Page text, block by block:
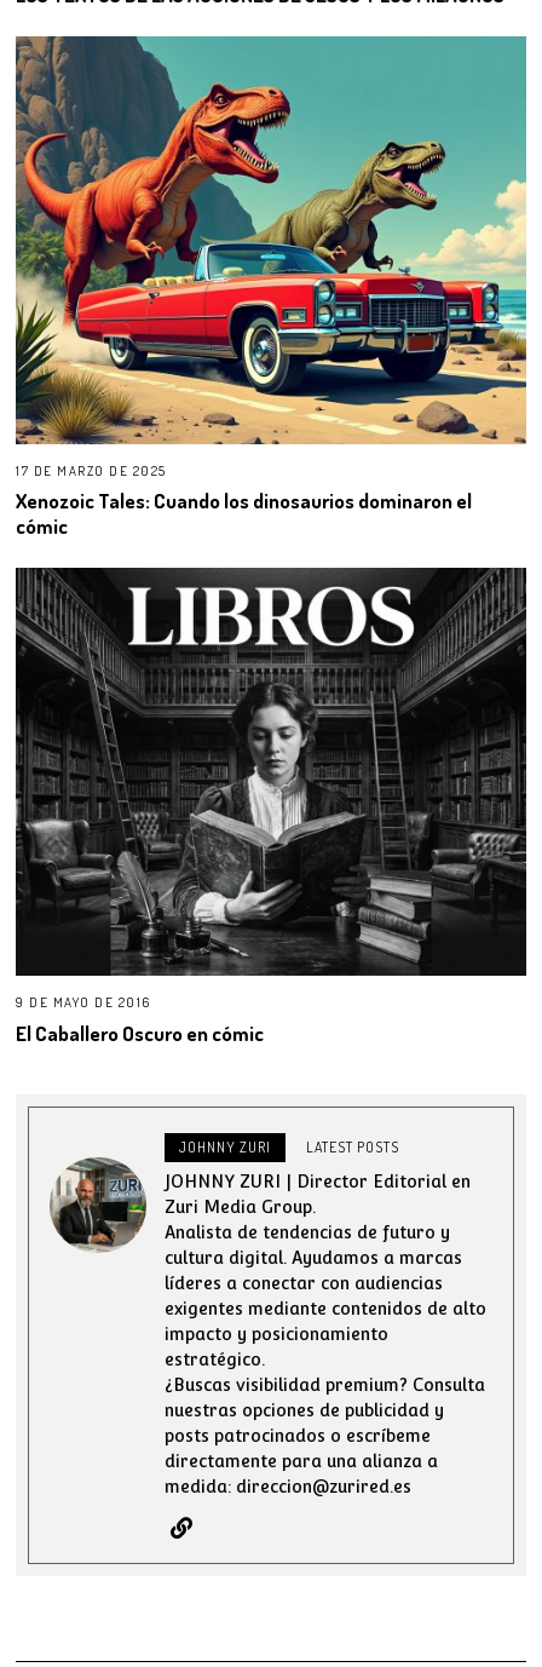
17 DE MARZO DE 2025
Xenozoic Tales: Cuando los dinosaurios dominaron el
cómic
9 DE MAYO DE 2016
El Caballero Oscuro en cómic
JOHNNY ZURI LATEST POSTS
JOHNNY ZURI | Director Editorial en
Zuri Media Group.
Analista de tendencias de futuro y
cultura digital. Ayudamos a marcas
líderes a conectar con audiencias
exigentes mediante contenidos de alto
impacto y posicionamiento
estratégico.
¿Buscas visibilidad premium? Consulta
nuestras opciones de publicidad y
posts patrocinados o escríbeme
directamente para una alianza a
medida: direccion@zurired.es